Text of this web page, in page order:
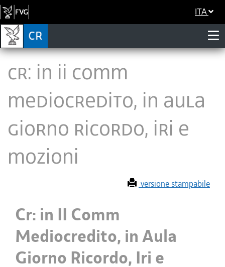
ITA
Cr: in II Comm
Mediocredito, in Aula
Giorno Ricordo, Iri e
mozioni
versione stampabile
Cr: in II Comm
Mediocredito, in Aula
Giorno Ricordo, Iri e